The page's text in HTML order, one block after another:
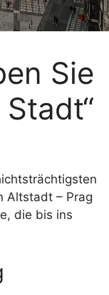
Sie
Altstadt – Prag
die bis ins